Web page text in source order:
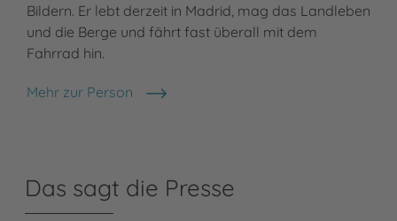
Bildern. Er lebt derzeit in Madrid, mag das Landleben
und die Berge und fährt fast überall mit dem
Fahrrad hin.
Mehr zur Person
Miguel Sanchez
Das sagt die Presse